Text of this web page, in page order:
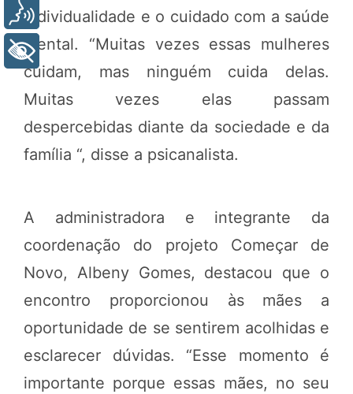
individualidade e o cuidado com a saúde
mental. “Muitas vezes essas mulheres
cuidam, mas ninguém cuida delas.
Muitas vezes elas passam
despercebidas diante da sociedade e da
família “, disse a psicanalista.
A administradora e integrante da
coordenação do projeto Começar de
Novo, Albeny Gomes, destacou que o
encontro proporcionou às mães a
oportunidade de se sentirem acolhidas e
esclarecer dúvidas. “Esse momento é
importante porque essas mães, no seu
Voz
+ Acessibilidade